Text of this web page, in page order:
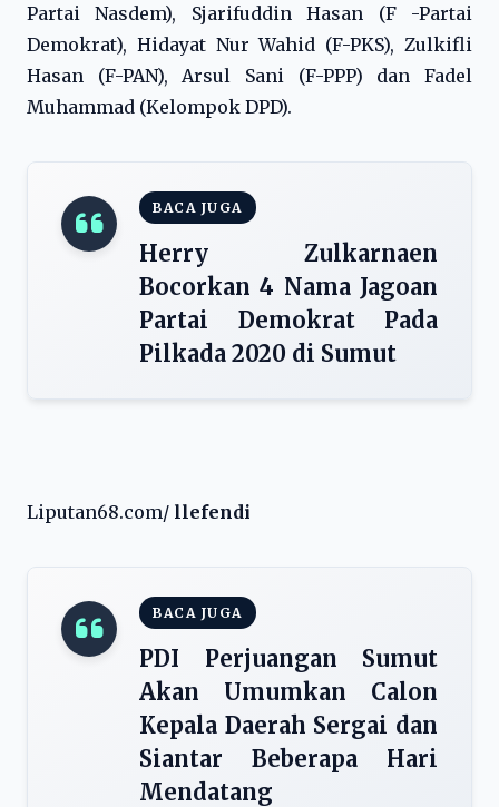
Partai Nasdem), Sjarifuddin Hasan (F -Partai
Demokrat), Hidayat Nur Wahid (F-PKS), Zulkifli
Hasan (F-PAN), Arsul Sani (F-PPP) dan Fadel
Muhammad (Kelompok DPD).
BACA JUGA
Herry Zulkarnaen
Bocorkan 4 Nama Jagoan
Partai Demokrat Pada
Pilkada 2020 di Sumut
Liputan68.com/ llefendi
BACA JUGA
PDI Perjuangan Sumut
Akan Umumkan Calon
Kepala Daerah Sergai dan
Siantar Beberapa Hari
Mendatang